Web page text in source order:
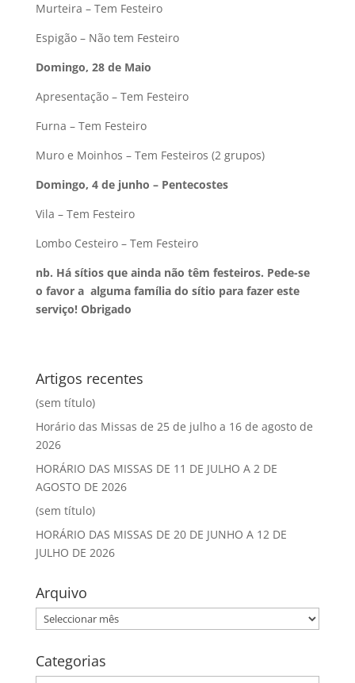
Murteira – Tem Festeiro
Espigão – Não tem Festeiro
Domingo, 28 de Maio
Apresentação – Tem Festeiro
Furna – Tem Festeiro
Muro e Moinhos – Tem Festeiros (2 grupos)
Domingo, 4 de junho – Pentecostes
Vila – Tem Festeiro
Lombo Cesteiro – Tem Festeiro
nb. Há sítios que ainda não têm festeiros. Pede-se
o favor a alguma família do sítio para fazer este
serviço! Obrigado
Artigos recentes
(sem título)
Horário das Missas de 25 de julho a 16 de agosto de
2026
HORÁRIO DAS MISSAS DE 11 DE JULHO A 2 DE
AGOSTO DE 2026
(sem título)
HORÁRIO DAS MISSAS DE 20 DE JUNHO A 12 DE
JULHO DE 2026
Arquivo
Arquivo
Categorias